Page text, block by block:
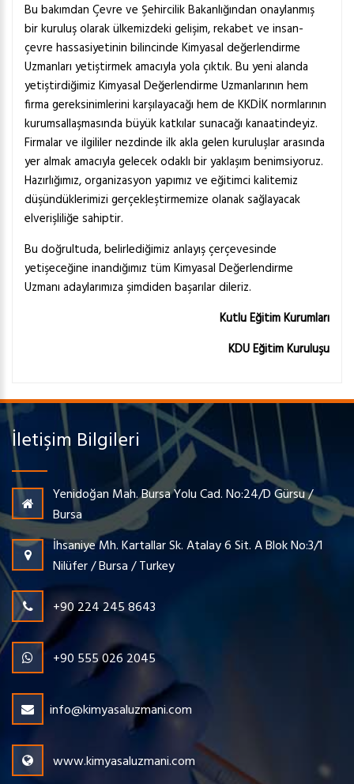
Bu bakımdan Çevre ve Şehircilik Bakanlığından onaylanmış
bir kuruluş olarak ülkemizdeki gelişim, rekabet ve insan-
çevre hassasiyetinin bilincinde Kimyasal değerlendirme
Uzmanları yetiştirmek amacıyla yola çıktık. Bu yeni alanda
yetiştirdiğimiz Kimyasal Değerlendirme Uzmanlarının hem
firma gereksinimlerini karşılayacağı hem de KKDİK normlarının
kurumsallaşmasında büyük katkılar sunacağı kanaatindeyiz.
Firmalar ve ilgililer nezdinde ilk akla gelen kuruluşlar arasında
yer almak amacıyla gelecek odaklı bir yaklaşım benimsiyoruz.
Hazırlığımız, organizasyon yapımız ve eğitimci kalitemiz
düşündüklerimizi gerçekleştirmemize olanak sağlayacak
elverişliliğe sahiptir.
Bu doğrultuda, belirlediğimiz anlayış çerçevesinde
yetişeceğine inandığımız tüm Kimyasal Değerlendirme
Uzmanı adaylarımıza şimdiden başarılar dileriz.
Kutlu Eğitim Kurumları
KDU Eğitim Kuruluşu
İletişim Bilgileri
Yenidoğan Mah. Bursa Yolu Cad. No:24/D Gürsu /
Bursa
İhsaniye Mh. Kartallar Sk. Atalay 6 Sit. A Blok No:3/1
Nilüfer / Bursa / Turkey
+90 224 245 8643
+90 555 026 2045
info@kimyasaluzmani.com
www.kimyasaluzmani.com